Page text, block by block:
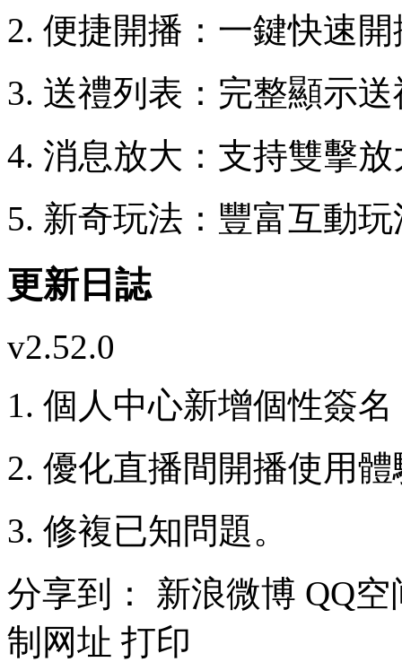
2. 便捷開播：一鍵快速
3. 送禮列表：完整顯示
4. 消息放大：支持雙擊
5. 新奇玩法：豐富互動
更新日誌
v2.52.0
1. 個人中心新增個性簽
2. 優化直播間開播使用
3. 修複已知問題。
分享到：
新浪微博 QQ空
制网址 打印